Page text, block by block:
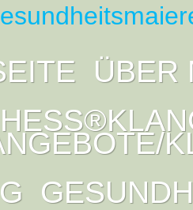
ÜBER